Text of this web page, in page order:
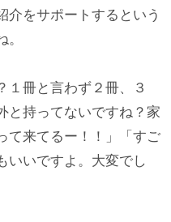
介をサポートするという
１冊と言わず２冊、３
と持ってないですね？家
て来てるー！！」「すご
いいですよ。大変でし